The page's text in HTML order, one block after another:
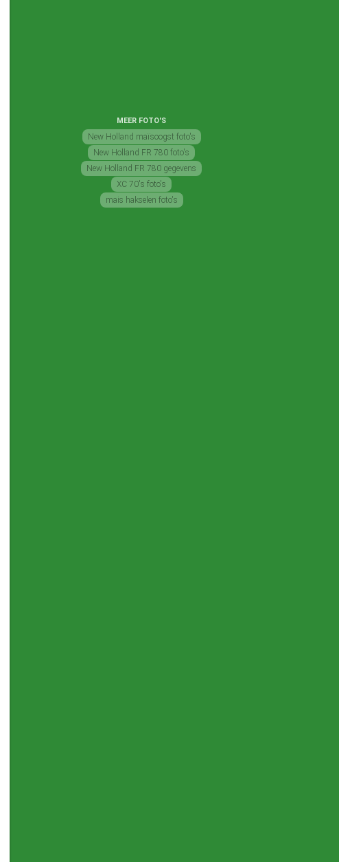
MEER FOTO'S
New Holland maïsoogst foto's
New Holland FR 780 foto's
New Holland FR 780 gegevens
XC 70's foto's
mais hakselen foto's